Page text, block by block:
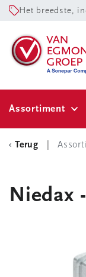
Het breedste,
Assortiment
Terug
Niedax